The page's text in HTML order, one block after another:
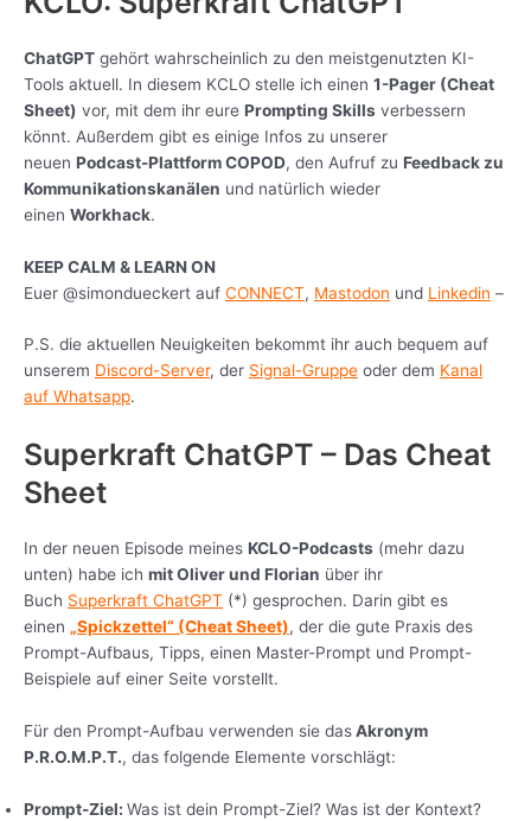
ChatGPT gehört wahrscheinlich zu den meistgenutzten KI-
Tools aktuell. In diesem KCLO stelle ich einen 1-Pager (Cheat
Sheet) vor, mit dem ihr eure Prompting Skills verbessern
könnt. Außerdem gibt es einige Infos zu unserer
neuen Podcast-Plattform COPOD, den Aufruf zu Feedback zu
Kommunikationskanälen und natürlich wieder
einen Workhack.
KEEP CALM & LEARN ON
Euer @simondueckert auf CONNECT, Mastodon und Linkedin –
P.S. die aktuellen Neuigkeiten bekommt ihr auch bequem auf
unserem Discord-Server, der Signal-Gruppe oder dem Kanal
auf Whatsapp.
Superkraft ChatGPT – Das Cheat
Sheet
In der neuen Episode meines KCLO-Podcasts (mehr dazu
unten) habe ich mit Oliver und Florian über ihr
Buch Superkraft ChatGPT (*) gesprochen. Darin gibt es
einen „Spickzettel“ (Cheat Sheet), der die gute Praxis des
Prompt-Aufbaus, Tipps, einen Master-Prompt und Prompt-
Beispiele auf einer Seite vorstellt.
Für den Prompt-Aufbau verwenden sie dasAkronym
P.R.O.M.P.T., das folgende Elemente vorschlägt:
Prompt-Ziel: Was ist dein Prompt-Ziel? Was ist der Kontext?